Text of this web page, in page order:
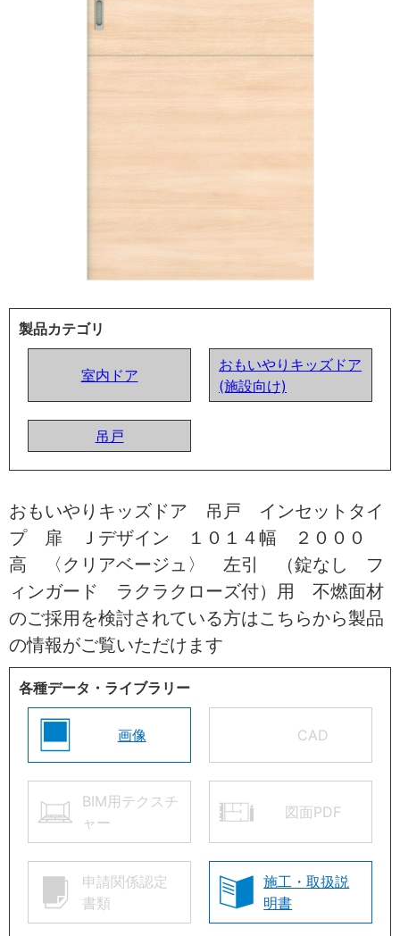
製品カテゴリ
室内ドア
おもいやりキッズドア
(施設向け)
吊戸
おもいやりキッズドア 吊戸 インセットタイ
プ 扉 Ｊデザイン １０１４幅 ２０００
高 〈クリアベージュ〉 左引 （錠なし フ
ィンガード ラクラクローズ付）用 不燃面材
のご採用を検討されている方はこちらから製品
の情報がご覧いただけます
各種データ・ライブラリー
画像 CAD
BIM用テクスチ
ャー
図面PDF
申請関係認定
書類
施工・取扱説
明書